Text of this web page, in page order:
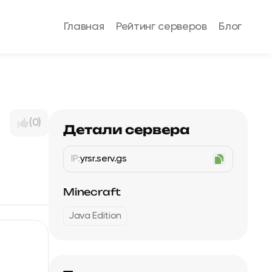
Главная Рейтинг серверов Блог
(0) Детали сервера
IP:yrsr.serv.gs
Minecraft
Java Edition